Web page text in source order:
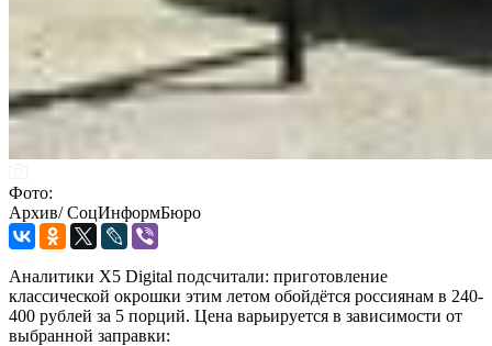
Фото:
Архив/ СоцИнформБюро
Аналитики Х5 Digital подсчитали: приготовление
классической окрошки этим летом обойдётся россиянам в 240-
400 рублей за 5 порций. Цена варьируется в зависимости от
выбранной заправки: